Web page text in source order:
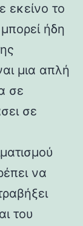
εκείνο το
ήδη
μια απλή
σε
σε
να
του